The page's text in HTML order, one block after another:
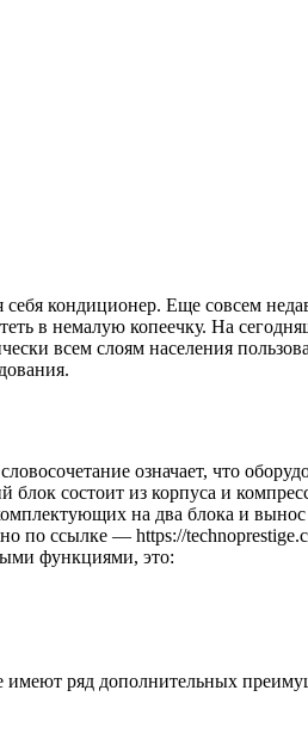
кондиционер. Еще совсем
в немалую копеечку. На
всем слоям населения
означает, что
состоит из корпуса и
на два блока и
по ссылке — https://
функциями, это:
ряд дополнительных